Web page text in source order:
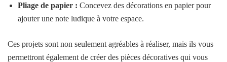
Pliage de papier : Concevez des décorations en papier pour
ajouter une note ludique à votre espace.
Ces projets sont non seulement agréables à réaliser, mais ils vous
permettront également de créer des pièces décoratives qui vous